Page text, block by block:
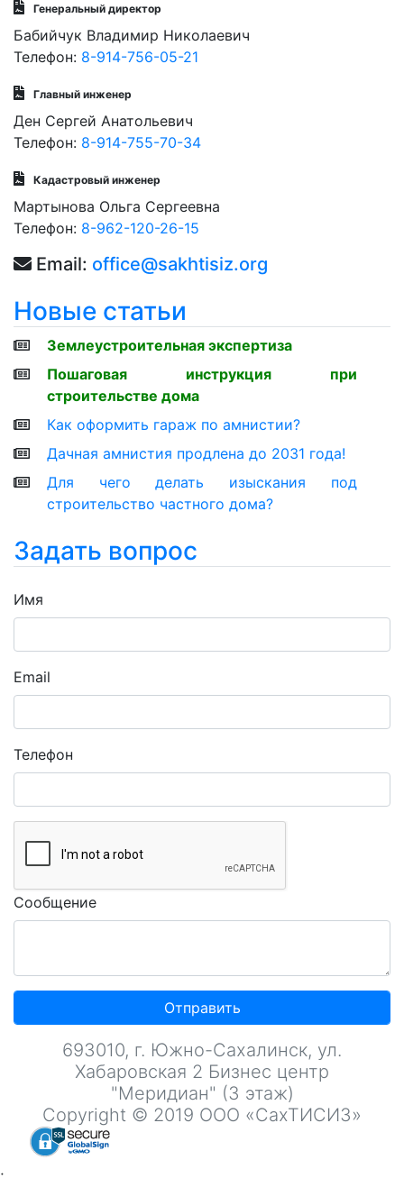
Генеральный директор
Бабийчук Владимир Николаевич
Телефон: 8-914-756-05-21
Главный инженер
Ден Сергей Анатольевич
Телефон: 8-914-755-70-34
Кадастровый инженер
Мартынова Ольга Сергеевна
Телефон: 8-962-120-26-15
Email: office@sakhtisiz.org
Новые статьи
Землеустроительная экспертиза
Пошаговая инструкция при
строительстве дома
Как оформить гараж по амнистии?
Дачная амнистия продлена до 2031 года!
Для чего делать изыскания под
строительство частного дома?
Задать вопрос
Имя
Email
Телефон
Сообщение
Отправить
693010, г. Южно-Сахалинск, ул.
Хабаровская 2 Бизнес центр
"Меридиан" (3 этаж)
Copyright © 2019 ООО «СахТИСИЗ»